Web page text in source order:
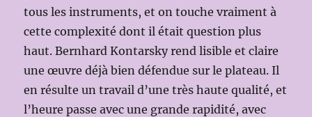
tous les instruments, et on touche vraiment à
cette complexité dont il était question plus
haut. Bernhard Kontarsky rend lisible et claire
une œuvre déjà bien défendue sur le plateau. Il
en résulte un travail d’une très haute qualité, et
l’heure passe avec une grande rapidité, avec